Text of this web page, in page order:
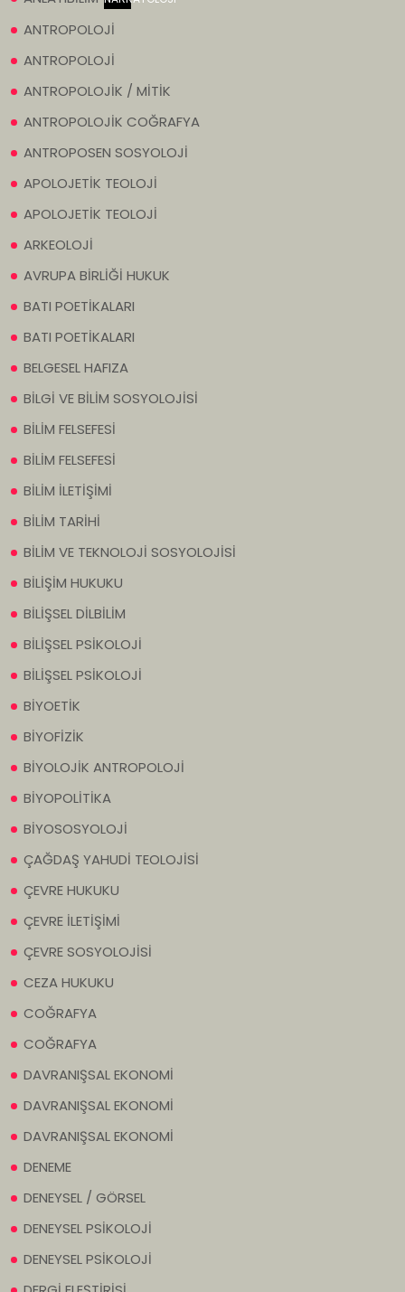
ANTROPOLOJİ
ANTROPOLOJİ
ANTROPOLOJİK / MİTİK
ANTROPOLOJİK COĞRAFYA
ANTROPOSEN SOSYOLOJİ
APOLOJETİK TEOLOJİ
APOLOJETİK TEOLOJİ
ARKEOLOJİ
AVRUPA BİRLİĞİ HUKUK
BATI POETİKALARI
BATI POETİKALARI
BELGESEL HAFIZA
BİLGİ VE BİLİM SOSYOLOJİSİ
BİLİM FELSEFESİ
BİLİM FELSEFESİ
BİLİM İLETİŞİMİ
BİLİM TARİHİ
BİLİM VE TEKNOLOJİ SOSYOLOJİSİ
BİLİŞİM HUKUKU
BİLİŞSEL DİLBİLİM
BİLİŞSEL PSİKOLOJİ
BİLİŞSEL PSİKOLOJİ
BİYOETİK
BİYOFİZİK
BİYOLOJİK ANTROPOLOJİ
BİYOPOLİTİKA
BİYOSOSYOLOJİ
ÇAĞDAŞ YAHUDİ TEOLOJİSİ
ÇEVRE HUKUKU
ÇEVRE İLETİŞİMİ
ÇEVRE SOSYOLOJİSİ
CEZA HUKUKU
COĞRAFYA
COĞRAFYA
DAVRANIŞSAL EKONOMİ
DAVRANIŞSAL EKONOMİ
DAVRANIŞSAL EKONOMİ
DENEME
DENEYSEL / GÖRSEL
DENEYSEL PSİKOLOJİ
DENEYSEL PSİKOLOJİ